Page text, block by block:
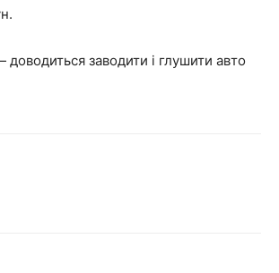
заводити і глушити авто